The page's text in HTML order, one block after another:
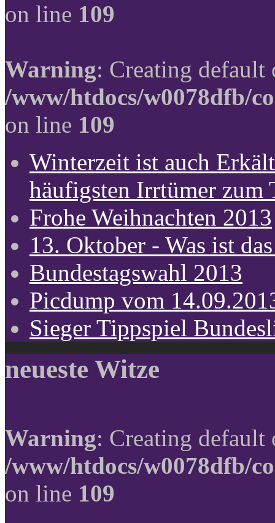
on line 109
Warning: Creating
/www/htdocs/w0078dfb/
on line 109
Winterzeit ist auch
häufigsten Irrtümer zum
Frohe Weihnachten 2013
13. Oktober - Was ist
Bundestagswahl 2013
Picdump vom
Sieger Tippspiel
neueste Witze
Warning: Creating
/www/htdocs/w0078dfb/
on line 109